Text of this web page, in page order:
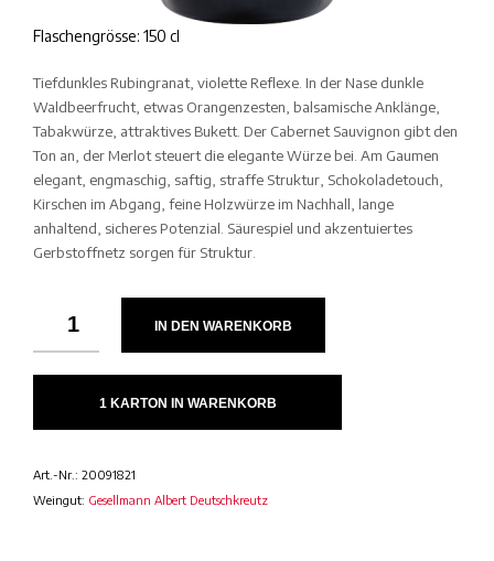
Flaschengrösse: 150 cl
Tiefdunkles Rubingranat, violette Reflexe. In der Nase dunkle
Waldbeerfrucht, etwas Orangenzesten, balsamische Anklänge,
Tabakwürze, attraktives Bukett. Der Cabernet Sauvignon gibt den
Ton an, der Merlot steuert die elegante Würze bei. Am Gaumen
elegant, engmaschig, saftig, straffe Struktur, Schokoladetouch,
Kirschen im Abgang, feine Holzwürze im Nachhall, lange
anhaltend, sicheres Potenzial. Säurespiel und akzentuiertes
Gerbstoffnetz sorgen für Struktur.
IN DEN WARENKORB
1 KARTON IN WARENKORB
Art.-Nr.: 20091821
Weingut: Gesellmann Albert Deutschkreutz